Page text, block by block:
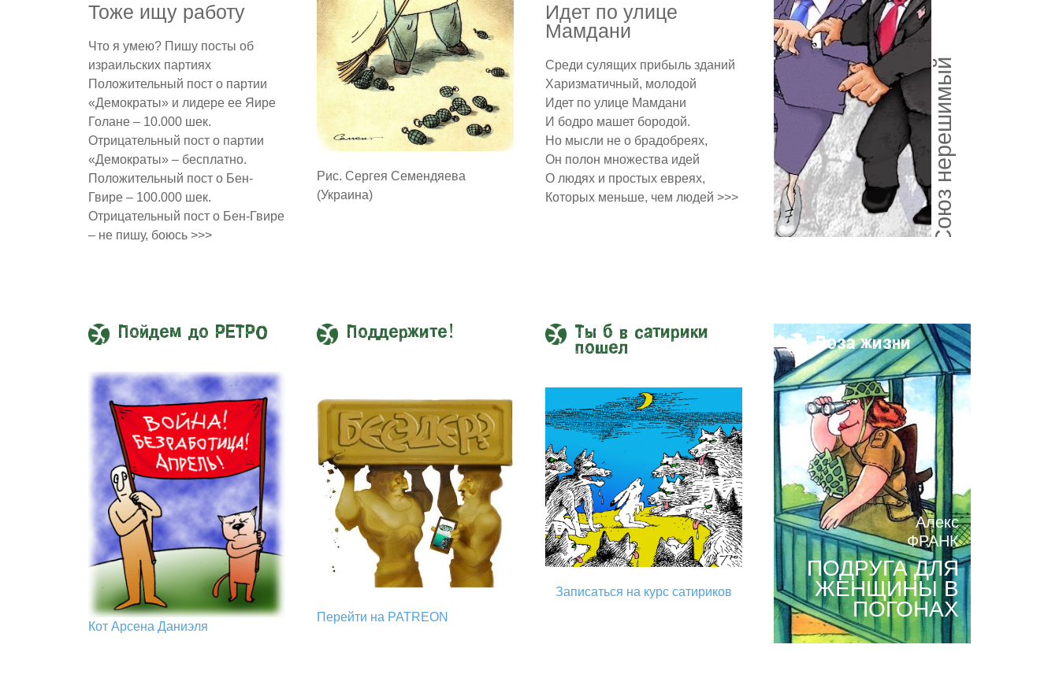
Тоже ищу работу
Что я умею? Пишу посты об
израильских партиях
Положительный пост о партии
«Демократы» и лидере ее Яире
Голане – 10.000 шек.
Отрицательный пост о партии
«Демократы» – бесплатно.
Положительный пост о Бен-
Гвире – 100.000 шек.
Отрицательный пост о Бен-Гвире
– не пишу, боюсь >>>
Рис. Сергея Семендяева
(Украина)
Идет по улице
Мамдани
Среди сулящих прибыль зданий
Харизматичный, молодой
Идет по улице Мамдани
И бодро машет бородой.
Но мысли не о брадобреях,
Он полон множества идей
О людях и простых евреях,
Которых меньше, чем людей >>>
Союз нерешимый
Пойдем до РЕТРО
Кот Арcена Даниэля
Поддержите!
Перейти на PATREON
Ты б в сатирики
пошел
Записаться на курс сатириков
Поза жизни
Алекс
ФРАНК
ПОДРУГА ДЛЯ
ЖЕНЩИНЫ В
ПОГОНАХ